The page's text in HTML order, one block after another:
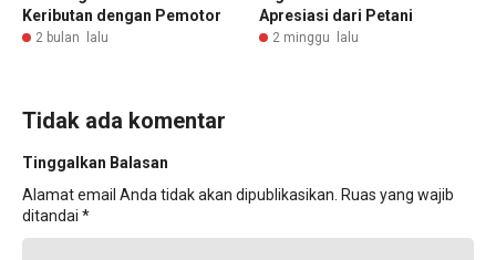
Keributan dengan Pemotor
2 bulan lalu
Apresiasi dari Petani
2 minggu lalu
Tidak ada komentar
Tinggalkan Balasan
Alamat email Anda tidak akan dipublikasikan. Ruas yang wajib
ditandai *